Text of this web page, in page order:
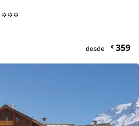
°°°
desde €359